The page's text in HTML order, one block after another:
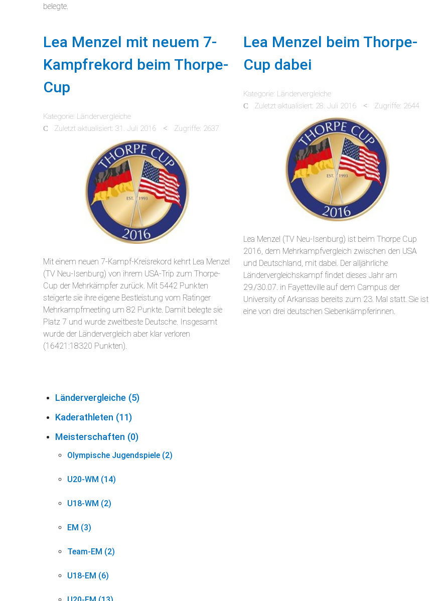
belegte.
Lea Menzel mit neuem 7-
Kampfrekord beim Thorpe-
Cup
Kategorie: Ländervergleiche
Zuletzt aktualisiert: 31. Juli 2016
Zugriffe: 2637
Mit einem neuen 7-Kampf-Kreisrekord kehrt Lea Menzel
(TV Neu-Isenburg) von ihrem USA-Trip zum Thorpe-
Cup der Mehrkämpfer zurück. Mit 5442 Punkten
steigerte sie ihre eigene Bestleistung vom Ratinger
Mehrkampfmeeting um 82 Punkte. Damit belegte sie
Platz 7 und wurde zweitbeste Deutsche. Insgesamt
wurde der Ländervergleich aber klar verloren
(16421:18320 Punkten).
Lea Menzel beim Thorpe-
Cup dabei
Kategorie: Ländervergleiche
Zuletzt aktualisiert: 28. Juli 2016
Zugriffe: 2644
Lea Menzel (TV Neu-Isenburg) ist beim Thorpe Cup
2016, dem Mehrkampfvergleich zwischen den USA
und Deutschland, mit dabei. Der alljährliche
Ländervergleichskampf findet dieses Jahr am
29./30.07. in Fayetteville auf dem Campus der
University of Arkansas bereits zum 23. Mal statt. Sie ist
eine von drei deutschen Siebenkämpferinnen.
Ländervergleiche (5)
Kaderathleten (11)
Meisterschaften (0)
Olympische Jugendspiele (2)
U20-WM (14)
U18-WM (2)
EM (3)
Team-EM (2)
U18-EM (6)